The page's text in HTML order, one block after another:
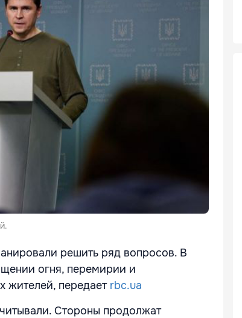
решить ряд вопросов. В
огня, перемирии и
жителей, передает rbc.ua
Стороны продолжат